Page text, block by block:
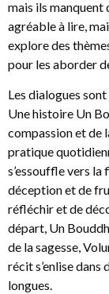
mais ils manquent
agréable à lire,
explore des
pour les aborder
Les dialogues
Une histoire Un
compassion et de
pratique
s’essouffle vers
déception et de
réfléchir et de
départ, Un
de la sagesse,
récit s’enlise
longues.